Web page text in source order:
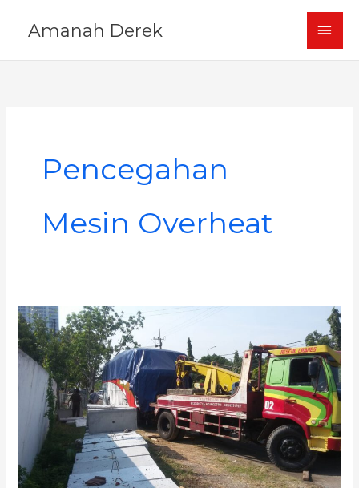
Amanah Derek
Pencegahan
Mesin Overheat
Overheat
Mesin,
Kalisari
Diderek
Nganjuk
Surabaya